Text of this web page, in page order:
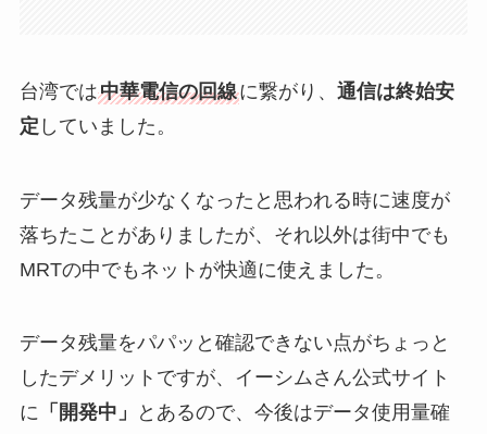
台湾では中華電信の回線に繋がり、 通信は終始安
定 していました。
データ残量が少なくなったと思われる時に速度が
落ちたことがありましたが、それ以外は街中でも
MRTの中でもネットが快適に使えました。
データ残量をパパッと確認できない点がちょっと
したデメリットですが、イーシムさん公式サイト
に 「開発中」
とあるので、今後はデータ使用量確